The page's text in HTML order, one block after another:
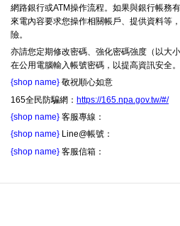
網路銀行或ATM操作流程。如果與銀行帳務
來電內容要求您操作相關帳戶、提供資料等
險。
亦請您定期修改密碼、強化密碼強度（以大
在公用電腦輸入帳號密碼，以提高資訊安全。
{shop name} 敬祝順心如意
165全民防騙網： https://165.npa.gov.tw/#/
{shop name} 客服專線：
{shop name} Line@帳號：
{shop name} 客服信箱：